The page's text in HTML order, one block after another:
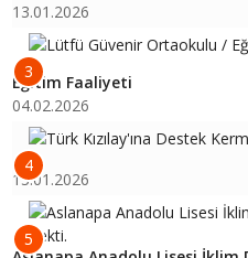
13.01.2026
3
Eğitim Faaliyeti
04.02.2026
4
13.01.2026
5